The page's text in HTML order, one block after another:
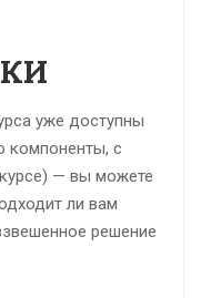
уже доступны
компоненты, с
— вы можете
ли вам
решение